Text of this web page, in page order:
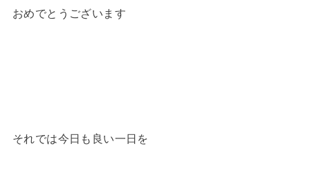
おめでとうございます
それでは今日も良い一日を